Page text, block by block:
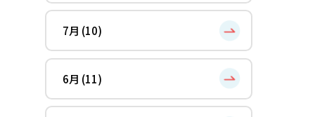
7月 (10)
6月 (11)